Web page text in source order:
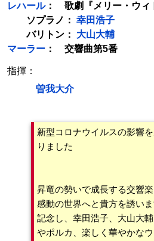
レハール： 歌劇『メリー・ウィ
ソプラノ： 幸田浩子
バリトン： 大山大輔
マーラー ： 交響曲第5番
指揮：
曽我大介
新型コロナウイルスの影響
りました
昇竜の勢いで成長する交響楽
感動の世界へと貴方を誘い
記念し、幸田浩子、大山大
やポルカ、楽しく華やかな